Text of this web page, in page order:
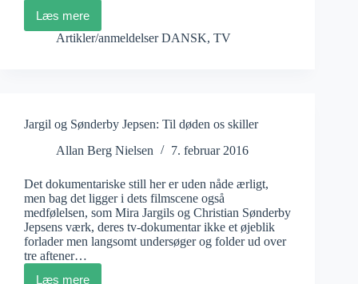
Læs mere
Ben
Lewis:
Artikler/anmeldelser DANSK, TV
Jargil og Sønderby Jepsen: Til døden os skiller
Allan Berg Nielsen
7. februar 2016
Det dokumentariske still her er uden nåde ærligt,
men bag det ligger i dets filmscene også
medfølelsen, som Mira Jargils og Christian Sønderby
Jepsens værk, deres tv-dokumentar ikke et øjeblik
forlader men langsomt undersøger og folder ud over
tre aftener…
Læs mere